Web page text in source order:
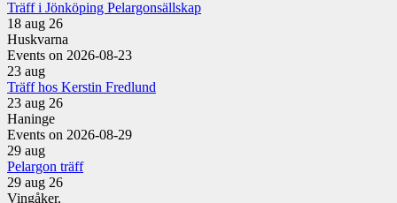
Träff i Jönköping Pelargonsällskap
18 aug 26
Huskvarna
Events on 2026-08-23
23 aug
Träff hos Kerstin Fredlund
23 aug 26
Haninge
Events on 2026-08-29
29 aug
Pelargon träff
29 aug 26
Vingåker,